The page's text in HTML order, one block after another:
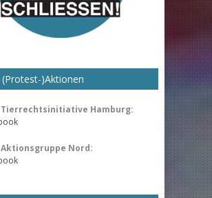
)Aktionen
Tierrechtsinitiative Hamburg:
Nord: